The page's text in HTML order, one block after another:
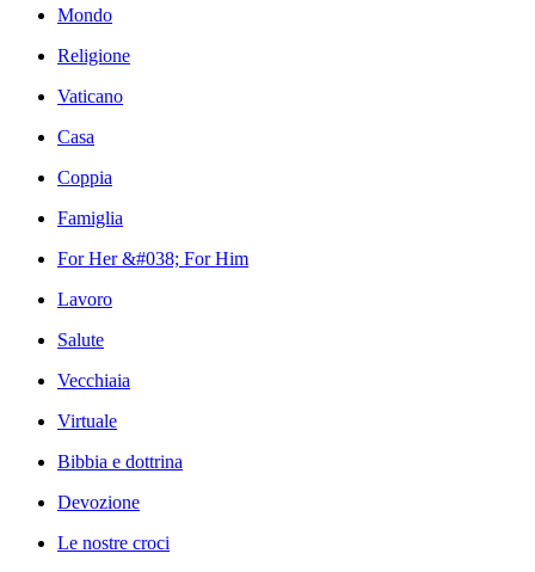
Mondo
Religione
Vaticano
Casa
Coppia
Famiglia
For Her &#038; For Him
Lavoro
Salute
Vecchiaia
Virtuale
Bibbia e dottrina
Devozione
Le nostre croci